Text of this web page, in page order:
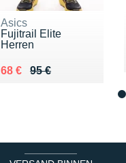
Asics
Fujitrail Elite
Herren
95 €
Au lieu de 95 €
68 €
Vendu 68 €